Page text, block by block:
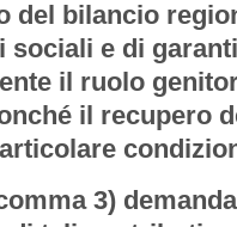
del bilancio
sociali e di
il ruolo
il recupero
3)